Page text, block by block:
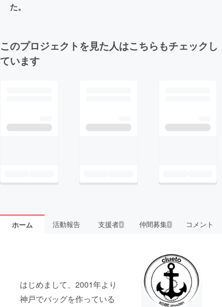
た。
このプロジェクトを見た人はこちらもチェックし
ています
ホーム 活動報告 支援者4 仲間募集 1 コメント
はじめまして、2001年より
神戸でバッグを作っている